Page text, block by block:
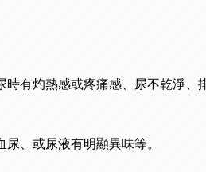
時有灼熱感或疼痛感、尿不乾淨、
、或尿液有明顯異味等。